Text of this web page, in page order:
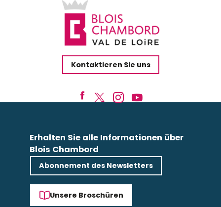
Kontaktieren Sie uns
Erhalten Sie alle Informationen über
Blois Chambord
Abonnement des Newsletters
Unsere Broschüren